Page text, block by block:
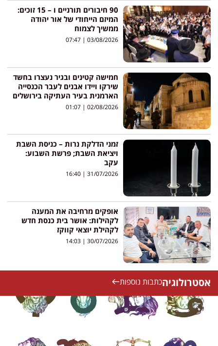
90 חיבורים תורניים ו – 15 זוכים:
המיזם הייחודי של אור יהודה
ממשיך לצמוח
03/08/2026
חמישה קטינים ובגיר נעצרו בחשד
שירקו ויידו אבנים לעבר הכנסייה
הארמנית בעיר העתיקה בירושלים
02/08/2026
זמני הדלקת נרות – כניסת השבת
ויציאת השבת; פרשת השבוע:
עקב
31/07/2026
אופקים מרחיבה את המענה
לקהילות: אושר בית כנסת חדש
לקהילת יוצאי קווקז
30/07/2026
אסטרולוגיהכתבות נוספות